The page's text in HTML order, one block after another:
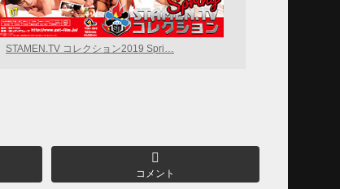
STAMEN.TV コレクション2019 Spri…
コメント